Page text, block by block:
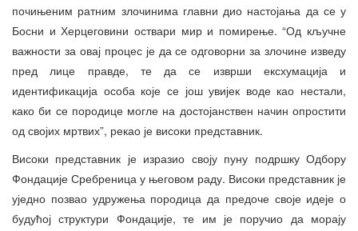
почињеним ратним злочинима главни дио настојања да се у
Босни и Херцеговини оствари мир и помирење. “Од кључне
важности за овај процес је да се одговорни за злочине изведу
пред лице правде, те да се изврши ексхумација и
идентификација особа које се још увијек воде као нестали,
како би се породице могле на достојанствен начин опростити
од својих мртвих”, рекао је високи представник.
Високи представник је изразио своју пуну подршку Одбору
Фондације Сребреница у његовом раду. Високи представник је
уједно позвао удружења породица да предоче своје идеје о
будућој структури Фондације, те им је поручио да морају